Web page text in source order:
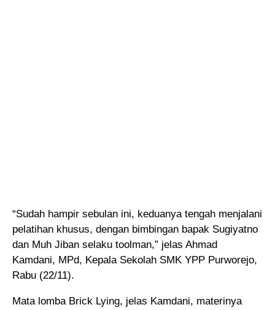
“Sudah hampir sebulan ini, keduanya tengah menjalani
pelatihan khusus, dengan bimbingan bapak Sugiyatno
dan Muh Jiban selaku toolman,” jelas Ahmad
Kamdani, MPd, Kepala Sekolah SMK YPP Purworejo,
Rabu (22/11).
Mata lomba Brick Lying, jelas Kamdani, materinya